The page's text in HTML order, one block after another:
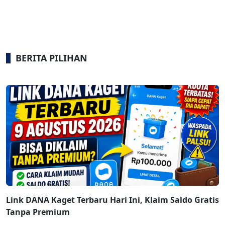
BERITA PILIHAN
Link DANA Kaget Terbaru Hari Ini, Klaim Saldo Gratis
Tanpa Premium